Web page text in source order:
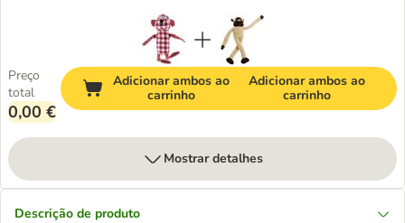
Preço
total
0,00 €
Adicionar ambos ao
carrinho
Adicionar ambos ao
carrinho
Mostrar detalhes
Descrição de produto